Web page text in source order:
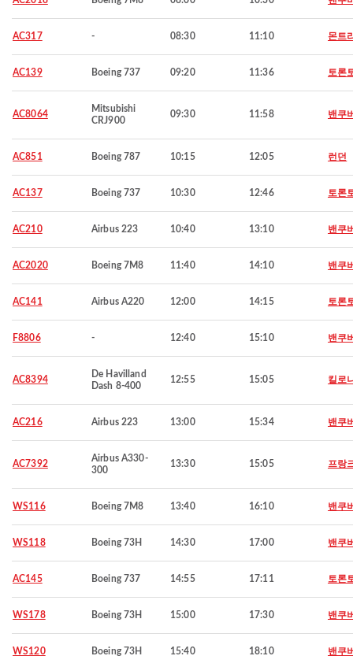
AC317 - 08:30 11:10 몬트
AC139 Boeing 737 09:20 11:36 토론
AC8064
Mitsubishi
CRJ900
09:30 11:58 밴쿠
AC851 Boeing 787 10:15 12:05 런던
AC137 Boeing 737 10:30 12:46 토론
AC210 Airbus 223 10:40 13:10 밴쿠
AC2020 Boeing 7M8 11:40 14:10 밴쿠
AC141 Airbus A220 12:00 14:15 토론
F8806 - 12:40 15:10 밴쿠
AC8394
De Havilland
Dash 8-400
12:55 15:05 킬로
AC216 Airbus 223 13:00 15:34 밴쿠
AC7392
Airbus A330-
300
13:30 15:05 프랑
WS116 Boeing 7M8 13:40 16:10 밴쿠
WS118 Boeing 73H 14:30 17:00 밴쿠
AC145 Boeing 737 14:55 17:11 토론
WS178 Boeing 73H 15:00 17:30 밴쿠
WS120 Boeing 73H 15:40 18:10 밴쿠